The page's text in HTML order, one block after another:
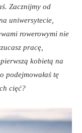
Zacznijmy od
uniwersytecie,
rowerowymi nie
pracę,
kobietą na
podejmowałaś tę
cięć?